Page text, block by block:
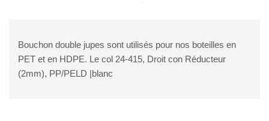
Bouchon double jupes sont utilisés pour nos boteilles en
PET et en HDPE. Le col 24-415, Droit con Réducteur
(2mm), PP/PELD |blanc